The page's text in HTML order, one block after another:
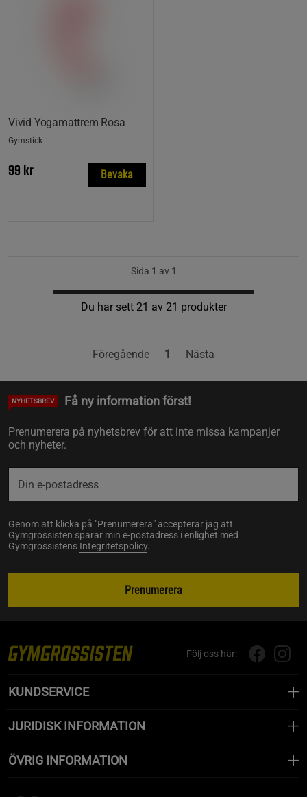
Vivid Yogamattrem Rosa
Gymstick
99 kr Bevaka
Sida 1 av 1
Du har sett 21 av 21 produkter
Föregående 1 Nästa
NYHETSBREV Få ny information först!
Prenumerera på nyhetsbrev för att inte missa kampanjer
och nyheter.
Genom att klicka på "Prenumerera" accepterar jag att
Gymgrossisten sparar min e-postadress i enlighet med
Gymgrossistens Integritetspolicy.
Prenumerera
Följ oss här:
KUNDSERVICE
JURIDISK INFORMATION
ÖVRIG INFORMATION